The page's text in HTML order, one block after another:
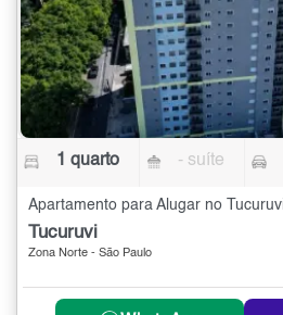
1 quarto - suíte
Apartamento para Alugar no
Tucuruvi
Zona Norte - São Paulo